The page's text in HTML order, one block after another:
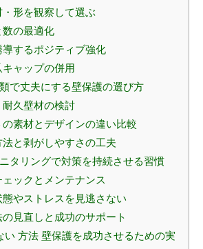
形を観察して選ぶ
の最適化
するポジティブ強化
キャップの併用
で丈夫にする壁保護の選び方
久壁材の検討
素材とデザインの違い比較
と剥がしやすさの工夫
タリングで対策を持続させる習慣
ックとメンテナンス
やストレスを見逃さない
の見直しと成功のサポート
い 方法 壁保護を成功させるための実